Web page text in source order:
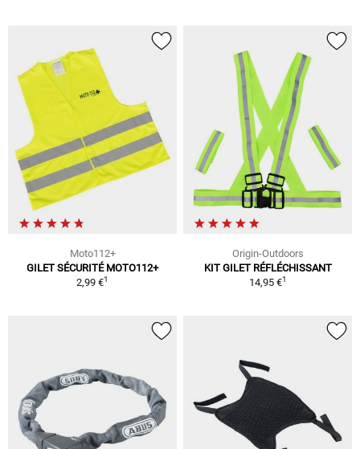
Moto112+
GILET SÉCURITÉ MOTO112+
2,99 €1
Origin-Outdoors
KIT GILET RÉFLÉCHISSANT
14,95 €1